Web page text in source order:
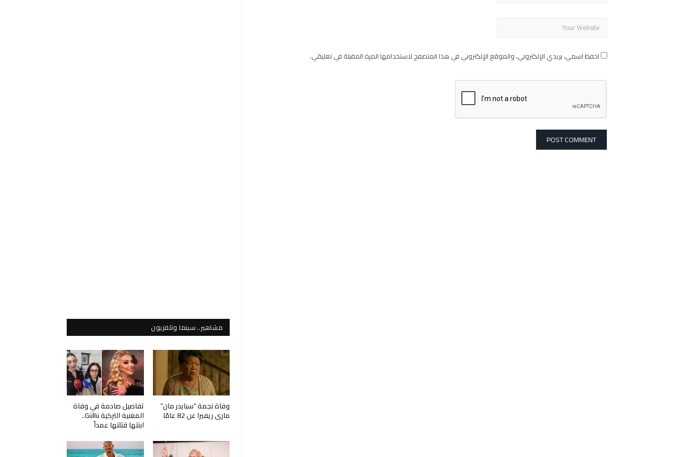
احفظ اسمي، بريدي الإلكتروني، والموقع الإلكتروني في هذا المتصفح لاستخدامها المرة المقبلة في تعليقي.
مشاهير.. سينما وتلفزيون
وفاة نجمة “سبايدر مان”
ماري ريفيرا عن 82 عامًا
تفاصيل صادمة في وفاة
المغنية التركية Güllü..
ابنتها قتلتها عمداً